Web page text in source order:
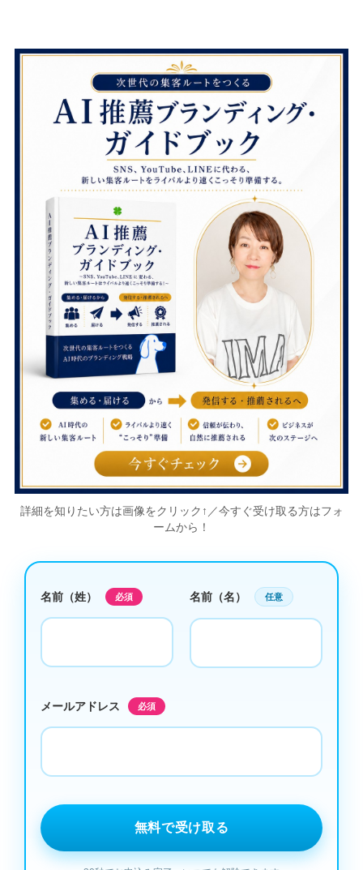
詳細を知りたい方は画像をクリック↑／今すぐ受け取る方はフォ
ームから！
名前（姓） 必須 名前（名） 任意
メールアドレス 必須